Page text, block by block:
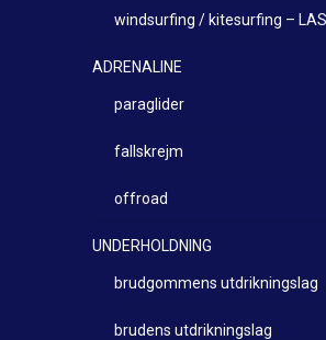
windsurfing / kitesurfing –
ADRENALINE
paraglider
fallskrejm
offroad
UNDERHOLDNING
brudgommens utdrikningslag
brudens utdrikningslag